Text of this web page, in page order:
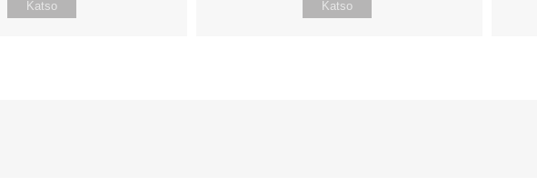
Katso Katso